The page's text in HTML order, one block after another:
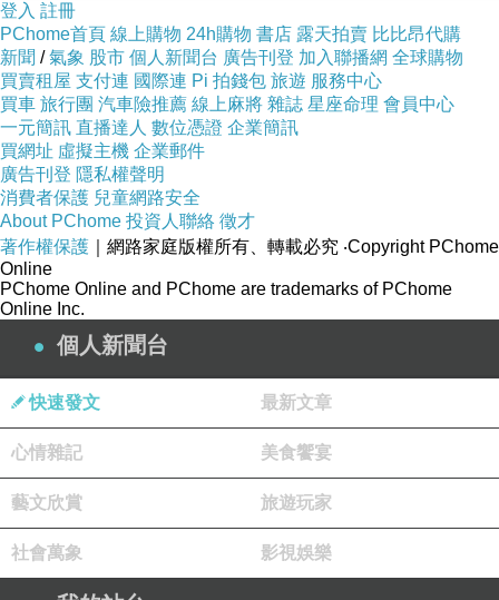
登入 註冊
PChome首頁 線上購物 24h購物 書店 露天拍賣 比比昂代購
新聞 /氣象 股市 個人新聞台 廣告刊登 加入聯播網 全球購物
買賣租屋 支付連 國際連 Pi 拍錢包 旅遊 服務中心
買車 旅行團 汽車險推薦 線上麻將 雜誌 星座命理 會員中心
一元簡訊 直播達人 數位憑證 企業簡訊
買網址 虛擬主機 企業郵件
廣告刊登 隱私權聲明
消費者保護 兒童網路安全
About PChome 投資人聯絡 徵才
著作權保護 ｜網路家庭版權所有、轉載必究 ‧Copyright PChome
Online
PChome Online and PChome are trademarks of PChome
Online Inc.
個人新聞台
快速發文 最新文章
心情雜記 美食饗宴
藝文欣賞 旅遊玩家
社會萬象 影視娛樂